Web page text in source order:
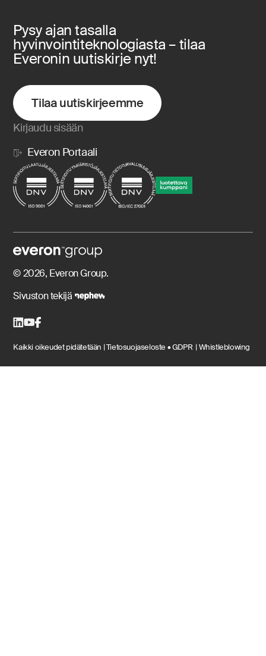
Pysy ajan tasalla
hyvinvointiteknologiasta – tilaa
Everonin uutiskirje nyt!
Tilaa uutiskirjeemme
Kirjaudu sisään
Everon Portaali
© 2026, Everon Group.
Sivuston tekijä
Kaikki oikeudet pidätetään |Tietosuojaseloste • GDPR |Whistleblowing